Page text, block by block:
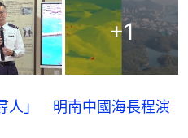
+1
人」 明南中國海長程演